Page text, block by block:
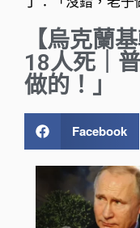
【烏克蘭
18人死｜
做的！」
Facebook